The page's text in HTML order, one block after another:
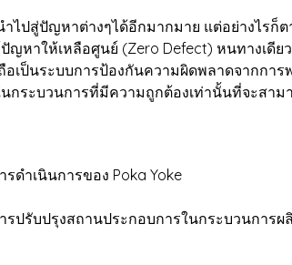
สู่ปัญหาต่างๆได้อีกมากมาย แต่อย่างไรก็ต
หาให้เหลือศูนย์ (Zero Defect) หนทางเดี
เป็นระบบการป้องกันความผิดพลาดจากกา
กระบวนการที่มีความถูกต้องเท่านั้นที่จะสา
ำเนินการของ Poka Yoke
บปรุงสถานประกอบการในกระบวนการผ